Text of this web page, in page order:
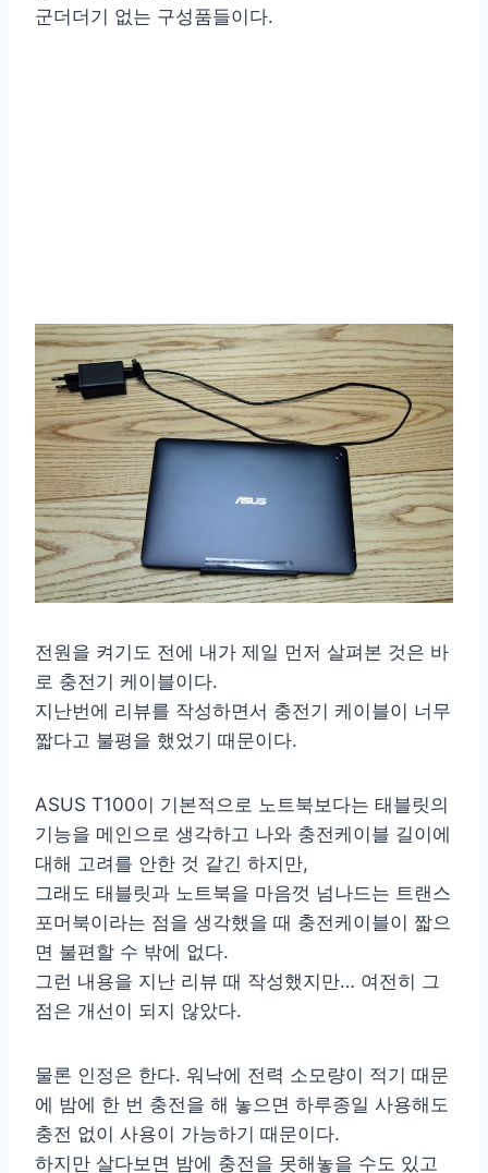
군더더기 없는 구성품들이다.
전원을 켜기도 전에 내가 제일 먼저 살펴본 것은 바
로 충전기 케이블이다.
지난번에 리뷰를 작성하면서 충전기 케이블이 너무
짧다고 불평을 했었기 때문이다.
ASUS T100이 기본적으로 노트북보다는 태블릿의
기능을 메인으로 생각하고 나와 충전케이블 길이에
대해 고려를 안한 것 같긴 하지만,
그래도 태블릿과 노트북을 마음껏 넘나드는 트랜스
포머북이라는 점을 생각했을 때 충전케이블이 짧으
면 불편할 수 밖에 없다.
그런 내용을 지난 리뷰 때 작성했지만… 여전히 그
점은 개선이 되지 않았다.
물론 인정은 한다. 워낙에 전력 소모량이 적기 때문
에 밤에 한 번 충전을 해 놓으면 하루종일 사용해도
충전 없이 사용이 가능하기 때문이다.
하지만 살다보면 밤에 충전을 못해놓을 수도 있고